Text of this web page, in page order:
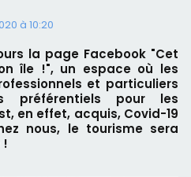
à 10:20
la page Facebook "Cet
île !", un espace où les
et particuliers
préférentiels pour les
en effet, acquis, Covid-19
nous, le tourisme sera
!